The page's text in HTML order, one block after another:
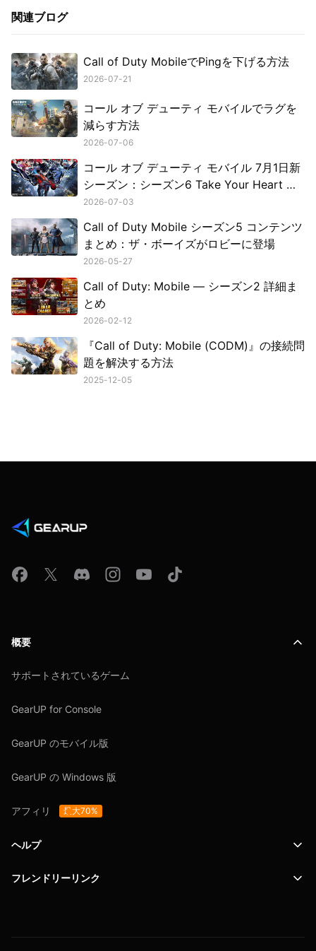
関連ブログ
Call of Duty MobileでPingを下げる方法
2026-07-21
コール オブ デューティ モバイルでラグを
減らす方法
2026-07-06
コール オブ デューティ モバイル 7月1日新
シーズン：シーズン6 Take Your Heart 概
要
2026-07-03
Call of Duty Mobile シーズン5 コンテンツ
まとめ：ザ・ボーイズがロビーに登場
2026-05-27
Call of Duty: Mobile — シーズン2 詳細ま
とめ
2026-02-12
『Call of Duty: Mobile (CODM)』の接続問
題を解決する方法
2025-12-05
概要
サポートされているゲーム
GearUP for Console
GearUP のモバイル版
GearUP の Windows 版
アフィリ 最大70%
ヘルプ
サポート
フレンドリーリンク